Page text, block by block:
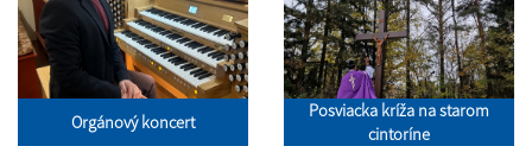
Orgánový koncert
Posviacka kríža na starom
cintoríne